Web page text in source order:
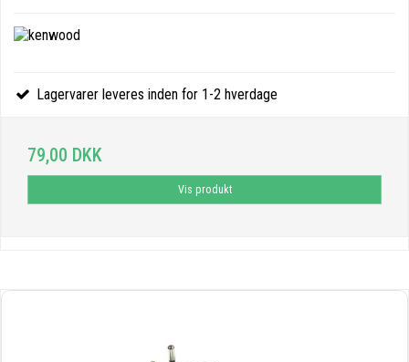
Lagervarer leveres inden for 1-2 hverdage
79,00 DKK
Vis produkt